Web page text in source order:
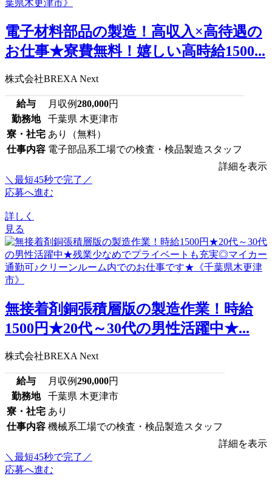
電子材料部品の製造！高収入×高待遇の
お仕事★寮費無料！嬉しい高時給1500...
株式会社BREXA Next
給与 月収例280,000円
勤務地
千葉県 木更津市
寮・社宅 あり（無料）
仕事内容 電子部品系工場での検査・検品製造スタッフ
詳細を表示
＼最短45秒で完了／
応募へ進む
詳しく
見る
無接着剤銅張積層版の製造作業！時給
1500円★20代～30代の男性活躍中★...
株式会社BREXA Next
給与 月収例290,000円
勤務地
千葉県 木更津市
寮・社宅 あり
仕事内容 機械系工場での検査・検品製造スタッフ
詳細を表示
＼最短45秒で完了／
応募へ進む